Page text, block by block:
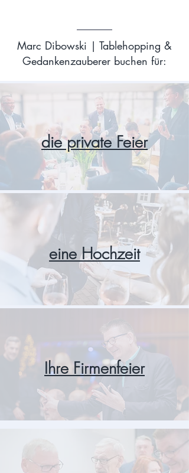
Marc Dibowski | Tablehopping &
Gedankenzauberer buchen für:
die private Feier
eine Hochzeit
Ihre Firmenfeier